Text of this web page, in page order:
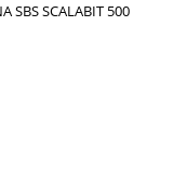
SBS SCALABIT 500